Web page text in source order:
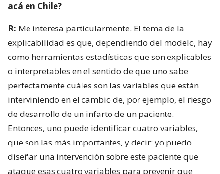
acá en Chile?
R: Me interesa particularmente. El tema de la
explicabilidad es que, dependiendo del modelo, hay
como herramientas estadísticas que son explicables
o interpretables en el sentido de que uno sabe
perfectamente cuáles son las variables que están
interviniendo en el cambio de, por ejemplo, el riesgo
de desarrollo de un infarto de un paciente.
Entonces, uno puede identificar cuatro variables,
que son las más importantes, y decir: yo puedo
diseñar una intervención sobre este paciente que
ataque esas cuatro variables para prevenir que